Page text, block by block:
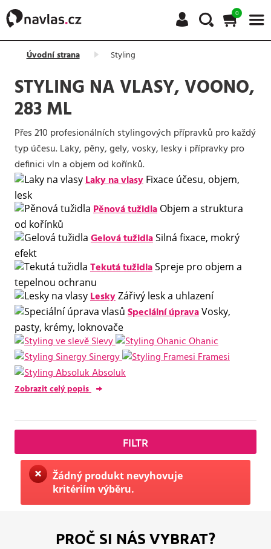
0
Úvodní strana Styling
STYLING NA VLASY, VOONO,
283 ML
Přes 210 profesionálních stylingových přípravků pro každý
typ účesu. Laky, pěny, gely, vosky, lesky i přípravky pro
definici vln a objem od kořínků.
Laky na vlasy Fixace účesu, objem,
lesk
Pěnová tužidla Objem a struktura
od kořínků
Gelová tužidlaSilná fixace, mokrý
efekt
Tekutá tužidlaSpreje pro objem a
tepelnou ochranu
LeskyZářivý lesk a uhlazení
Speciální úpravaVosky,
pasty, krémy, loknovače
Slevy
Ohanic
Sinergy
Framesi
Absoluk
Zobrazit celý popis
FILTR
Žádný produkt nevyhovuje
kritériím výběru.
PROČ SI NÁS VYBRAT?